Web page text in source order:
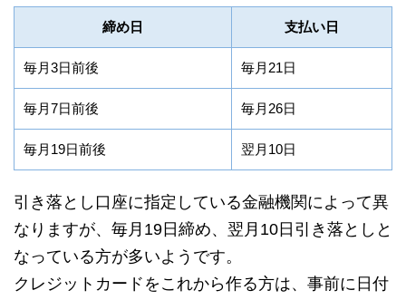
締め日 支払い日
毎月3日前後 毎月21日
毎月7日前後 毎月26日
毎月19日前後 翌月10日
引き落とし口座に指定している金融機関によって異
なりますが、毎月19日締め、翌月10日引き落としと
なっている方が多いようです。
クレジットカードをこれから作る方は、事前に日付